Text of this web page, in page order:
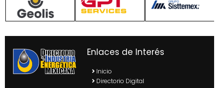
Enlaces de Interés
Inicio
Directorio Digital